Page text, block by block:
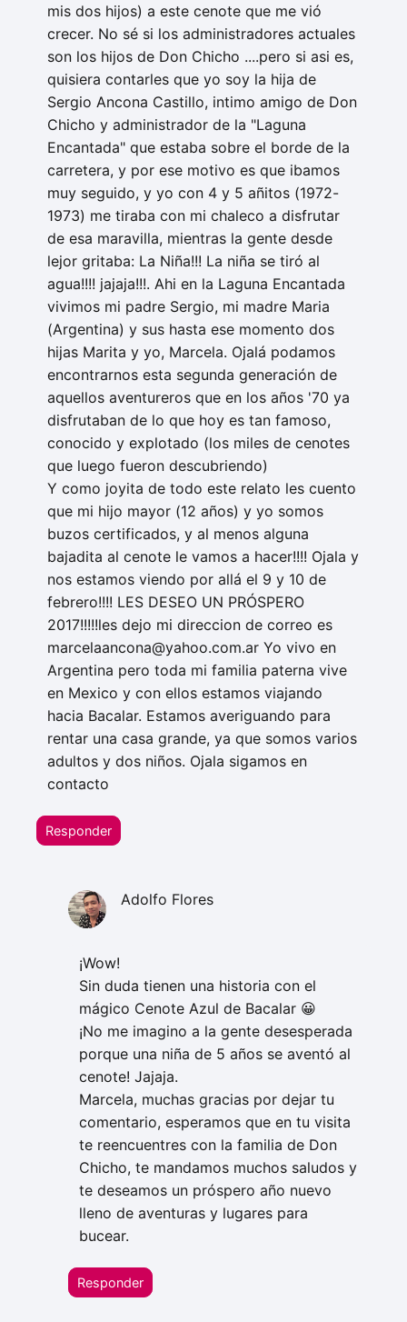
mis dos hijos) a este cenote que me vió
crecer. No sé si los administradores actuales
son los hijos de Don Chicho ....pero si asi es,
quisiera contarles que yo soy la hija de
Sergio Ancona Castillo, intimo amigo de Don
Chicho y administrador de la "Laguna
Encantada" que estaba sobre el borde de la
carretera, y por ese motivo es que ibamos
muy seguido, y yo con 4 y 5 añitos (1972-
1973) me tiraba con mi chaleco a disfrutar
de esa maravilla, mientras la gente desde
lejor gritaba: La Niña!!! La niña se tiró al
agua!!!! jajaja!!!. Ahi en la Laguna Encantada
vivimos mi padre Sergio, mi madre Maria
(Argentina) y sus hasta ese momento dos
hijas Marita y yo, Marcela. Ojalá podamos
encontrarnos esta segunda generación de
aquellos aventureros que en los años '70 ya
disfrutaban de lo que hoy es tan famoso,
conocido y explotado (los miles de cenotes
que luego fueron descubriendo)
Y como joyita de todo este relato les cuento
que mi hijo mayor (12 años) y yo somos
buzos certificados, y al menos alguna
bajadita al cenote le vamos a hacer!!!! Ojala y
nos estamos viendo por allá el 9 y 10 de
febrero!!!! LES DESEO UN PRÓSPERO
2017!!!!!les dejo mi direccion de correo es
marcelaancona@yahoo.com.ar Yo vivo en
Argentina pero toda mi familia paterna vive
en Mexico y con ellos estamos viajando
hacia Bacalar. Estamos averiguando para
rentar una casa grande, ya que somos varios
adultos y dos niños. Ojala sigamos en
contacto
Responder
Adolfo Flores
¡Wow!
Sin duda tienen una historia con el
mágico Cenote Azul de Bacalar 😀
¡No me imagino a la gente desesperada
porque una niña de 5 años se aventó al
cenote! Jajaja.
Marcela, muchas gracias por dejar tu
comentario, esperamos que en tu visita
te reencuentres con la familia de Don
Chicho, te mandamos muchos saludos y
te deseamos un próspero año nuevo
lleno de aventuras y lugares para
bucear.
Responder